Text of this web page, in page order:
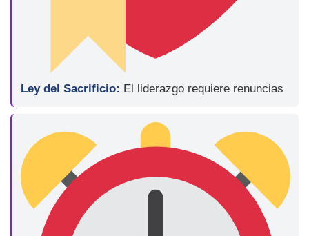
Ley del Sacrificio: El liderazgo requiere renuncias